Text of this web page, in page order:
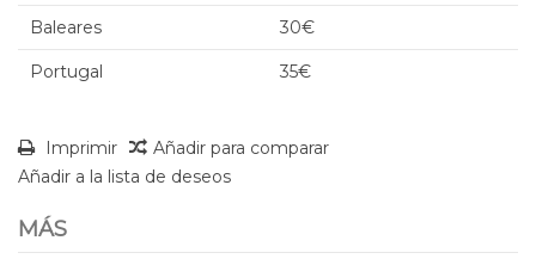
Baleares 30€
Portugal 35€
Imprimir
Añadir para comparar
Añadir a la lista de deseos
MÁS